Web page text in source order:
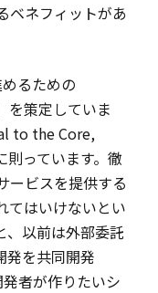
ベネフィットがあ
るための
策定していま
to the Core,
っています。徹
ービスを提供する
てはいけないとい
、以前は外部委託
発を共同開発
者が作りたいシ